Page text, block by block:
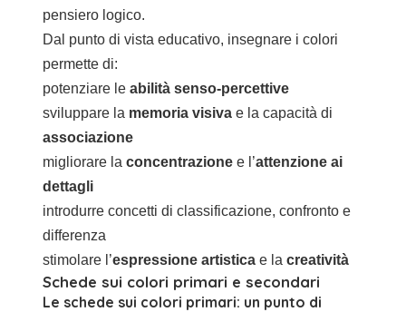
pensiero logico.
Dal punto di vista educativo, insegnare i colori
permette di:
potenziare le abilità senso-percettive
sviluppare la memoria visiva e la capacità di
associazione
migliorare la concentrazione e l’attenzione ai
dettagli
introdurre concetti di classificazione, confronto e
differenza
stimolare l’espressione artistica e la creatività
Schede sui colori primari e secondari
Le schede sui colori primari: un punto di